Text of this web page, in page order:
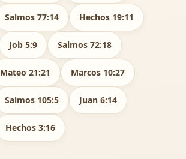
Salmos 77:14 Hechos 19:11
Job 5:9 Salmos 72:18
Mateo 21:21 Marcos 10:27
Salmos 105:5 Juan 6:14
Hechos 3:16